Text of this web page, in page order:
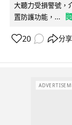
大聽力受損警號，
置防護功能，...
20 分享